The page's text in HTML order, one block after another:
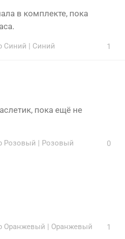
в комплекте, пока
Синий | Синий 1
пока ещё не
Розовый | Розовый 0
Оранжевый | Оранжевый 1